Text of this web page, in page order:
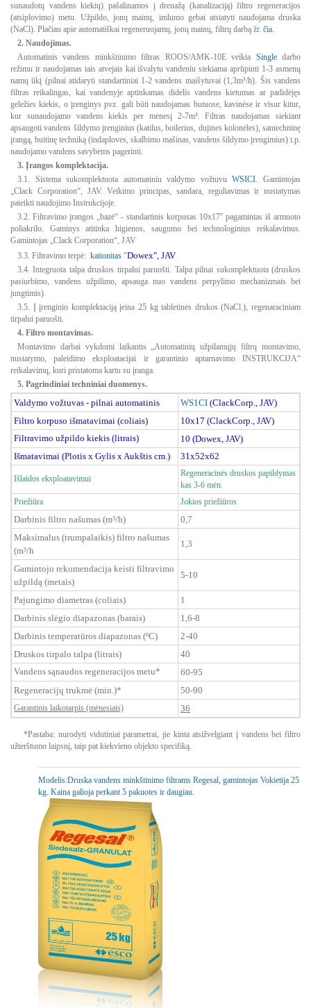
sunaudotų vandens kiekių) pašalinamos į drenažą (kanalizaciją) filtro regeneracijos
(atsiplovimo) metu. Užpildo, jonų mainų, imlumo gebai atstatyti naudojama druska
(NaCl). Plačiau apie automatiškai regeneruojamų, jonų mainų, filtrų darbą žr. čia.
2. Naudojimas.
Automatinis vandens minkštinimo filtras ROOS/AMK-10E veikia Singledarbo
režimu ir naudojamas tais atvejais kai išvalytu vandeniu siekiama aprūpinti 1-3 asmenų
namų ūkį (pilnai atidaryti standartiniai 1-2 vandens maišytuvai (1,3m³/h). Šis vandens
filtras reikalingas, kai vandenyje aptinkamas didelis vandens kietumas ar padidėjęs
geležies kiekis, o įrenginys pvz. gali būti naudojamas butuose, kavinėse ir visur kitur,
kur sunaudojamo vandens kiekis per mėnesį 2-7m³. Filtras naudojamas siekiant
apsaugoti vandens šildymo įrenginius (katilus, boilerius, dujines kolonėles), santechninę
įrangą, buitinę techniką (indaploves, skalbimo mašinas, vandens šildymo įrengimius) t.p.
naudojamo vandens savybėms pagerinti.
3. Įrangos komplektacija.
3.1. Sistema sukomplektuota automatiniu valdymo vožtuvuWSICI. Gamintojas
„Clack Corporation“, JAV. Veikimo principas, sandara, reguliavimas ir nustatymas
pateikti naudojimo Instrukcijoje.
3.2. Filtravimo įrangos „bazė“ - standartinis korpusas 10x17'' pagamintas iš armuoto
poliakrilo. Gaminys atitinka higienos, saugumo bei technologinius reikalavimus.
Gamintojas „Clack Corporation“, JAV
3.3. Filtravimo terpė: kationitas "Dowex", JAV
3.4. Integruota talpa druskos tirpalui paruošti. Talpa pilnai sukomplektuota (druskos
pasiurbimo, vandens užpilimo, apsauga nuo vandens perpylimo mechanizmais bei
jungtimis).
3.5. Į įrenginio komplektaciją įeina 25 kg tabletinės drukos (NaCl.), regenaraciniam
tirpalui paruošti.
4. Filtro montavimas.
Montavimo darbai vykdomi laikantis „Automatinių užpilamųjų filtrų montavimo,
nustatymo, paleidimo eksploatacijai ir garantinio aptarnavimo INSTRUKCIJA“
reikalavimų, kuri pristatoma kartu su įranga.
5. Pagrindiniai techniniai duomenys.
Valdymo vožtuvas - pilnai automatinis WS1CI (ClackCorp., JAV)
Filtro korpuso išmatavimai (coliais)
10x17 (ClackCorp., JAV)
Filtravimo užpildo kiekis (litrais)
10 (Dowex, JAV)
Išmatavimai (Plotis x Gylis x Aukštis cm.)
31x52x62
Išlaidos eksploatavimui
Regeneracinės druskos papildymas
kas 3-6 mėn.
Priežiūra
Jokios priežiūros
Darbinis filtro našumas (m³/h)
0,7
Maksimalus (trumpalaikis) filtro našumas
(m³/h
1,3
Gamintojo rekomendacija keisti filtravimo
užpildą (metais)
5-10
Pajungimo diametras (coliais)
1
Darbinis slėgio diapazonas (barais)
1,6-8
Darbinis temperatūros diapazonas (ºC)
2-40
Druskos tirpalo talpa (litrais)
40
Vandens sąnaudos regeneracijos metu*
60-95
Regeneracijų trukmė (min.)*
50-90
Garantinis laikotarpis (mėnesiais) 36
*Pastaba: nurodyti vidutiniai parametrai, jie kinta atsižvelgiant į vandens bei filtro
užterštumo laipsnį, taip pat kiekvieno objekto specifiką.
Modelis:Druska vandens minkštinimo filtrams Regesal, gamintojas Vokietija 25
kg. Kaina galioja perkant 5 pakuotes ir daugiau.